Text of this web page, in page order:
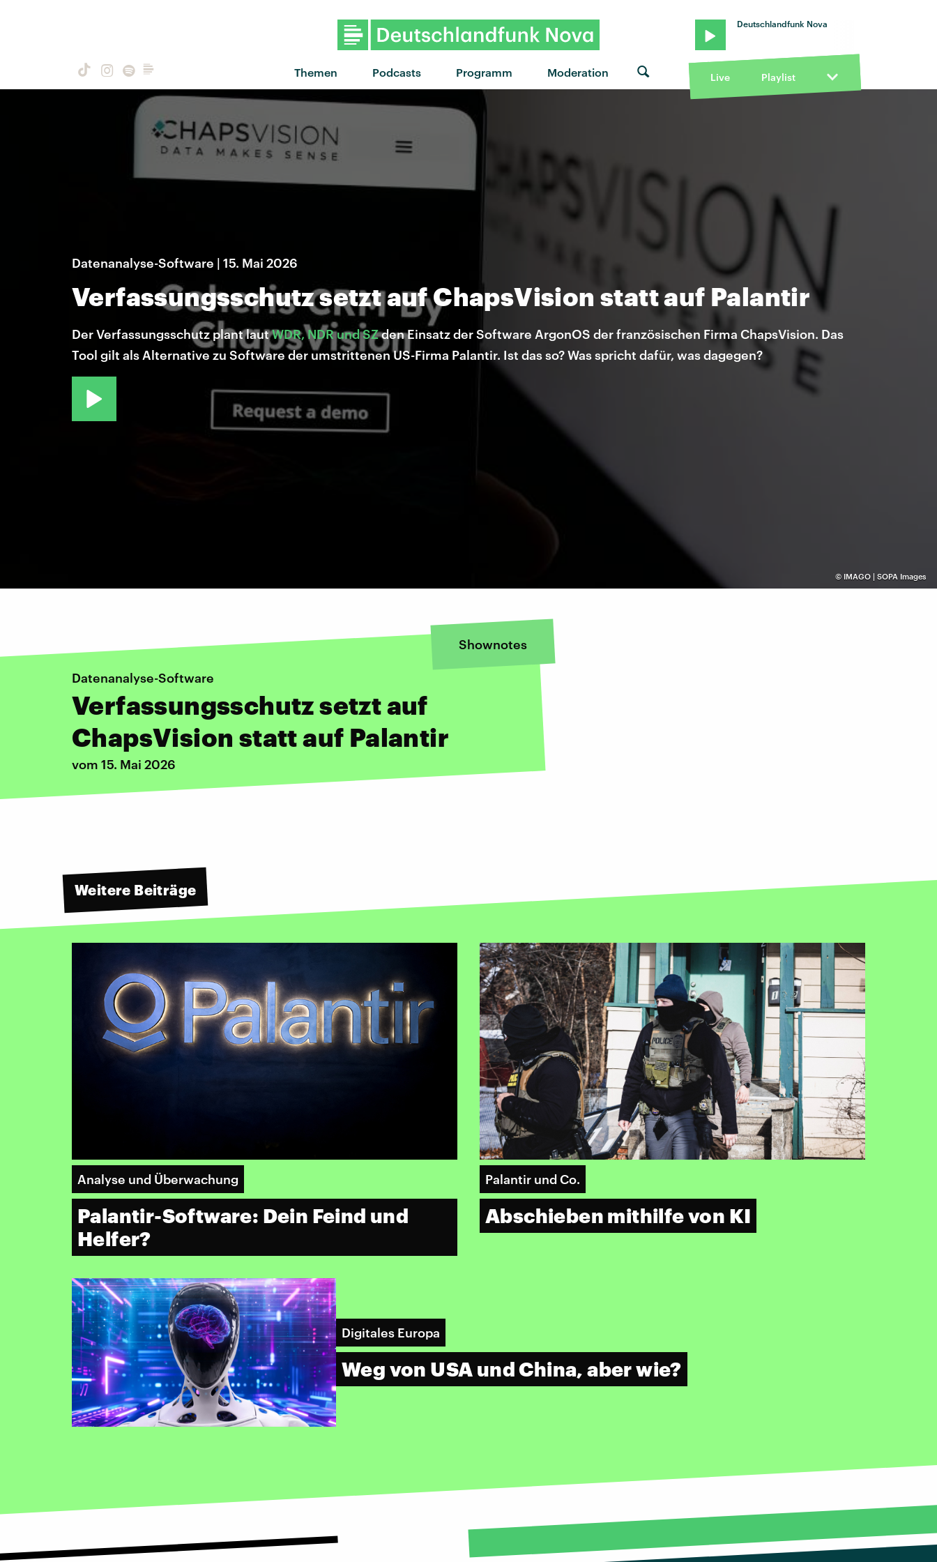
Themen Podcasts Programm Moderation
Deutschlandfunk Nova
Live Playlist
© IMAGO | SOPA Images
Datenanalyse-Software | 15. Mai 2026
Verfassungsschutz setzt auf ChapsVision statt auf Palantir
Der Verfassungsschutz plant lautWDR, NDR und SZden Einsatz der Software ArgonOS der französischen Firma ChapsVision. Das
Tool gilt als Alternative zu Software der umstrittenen US-Firma Palantir. Ist das so? Was spricht dafür, was dagegen?
Shownotes
Datenanalyse-Software
Verfassungsschutz setzt auf
ChapsVision statt auf Palantir
vom 15. Mai 2026
Weitere Beiträge
Analyse und Überwachung
Palantir-Software: Dein Feind und
Helfer?
Palantir und Co.
Abschieben mithilfe von KI
Digitales Europa
Weg von USA und China, aber wie?